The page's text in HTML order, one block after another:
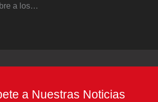
a los…
a Nuestras Noticias